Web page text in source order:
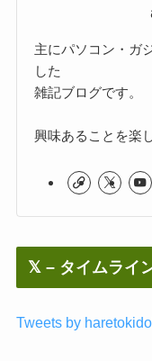
主にパソコン・ガ
した
雑記ブログです。
興味あることを楽
𝕏 – タイムライ
Tweets by